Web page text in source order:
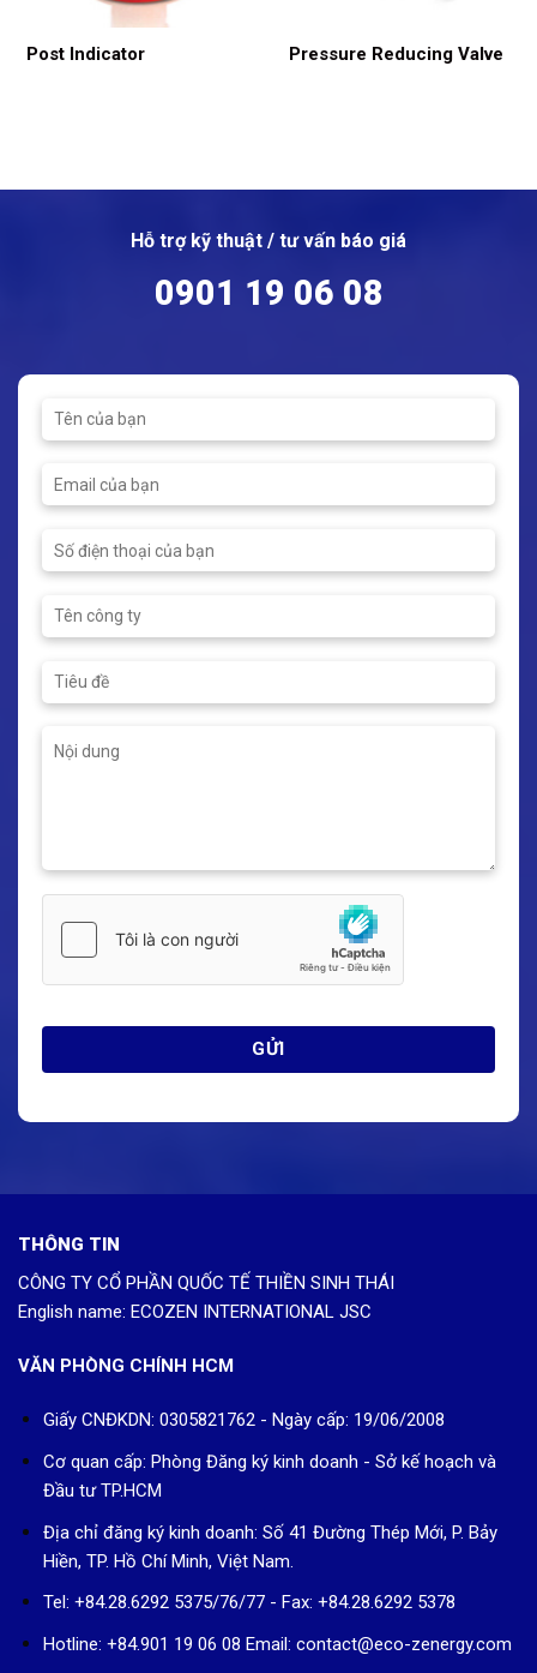
Post Indicator Pressure Reducing Valve
Hỗ trợ kỹ thuật / tư vấn báo giá
0901 19 06 08
THÔNG TIN
CÔNG TY CỔ PHẦN QUỐC TẾ THIỀN SINH THÁI
English name: ECOZEN INTERNATIONAL JSC
VĂN PHÒNG CHÍNH HCM
Giấy CNĐKDN: 0305821762 - Ngày cấp: 19/06/2008
Cơ quan cấp: Phòng Đăng ký kinh doanh - Sở kế hoạch và
Đầu tư TP.HCM
Địa chỉ đăng ký kinh doanh: Số 41 Đường Thép Mới, P. Bảy
Hiền, TP. Hồ Chí Minh, Việt Nam.
Tel: +84.28.6292 5375/76/77 - Fax: +84.28.6292 5378
Hotline: +84.901 19 06 08 Email: contact@eco-zenergy.com